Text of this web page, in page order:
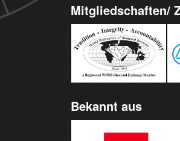
Mitgliedschaften/
Bekannt aus